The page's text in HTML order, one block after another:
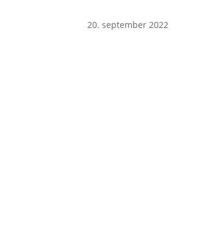
20. september 2022